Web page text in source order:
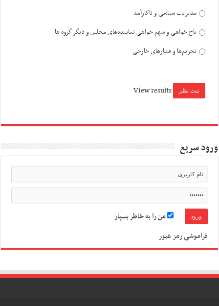
مدیریت سیاسی و ناکارآمد
باج خواهی و سهم خواهی نماینده‌های مجلس و دیگر گروه ها
تحریم‌ها و فشارهای خارجی
View results
ورود سریع
من را به خاطر بسپار
فراموشی رمز عبور